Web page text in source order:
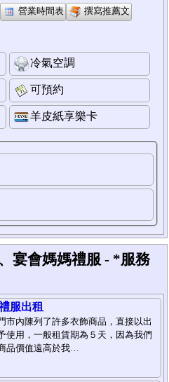
營業時間表
撰寫推薦文
冷氣空調
可預約
羊皮紙享樂卡
宴會媽媽禮服 - *服務
服出租
市內陳列了許多衣飾商品，直接以出
使用，一般租賃期為５天，因為我們
品價值遠高於我…